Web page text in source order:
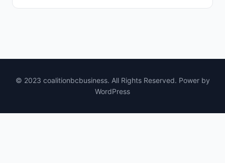
© 2023 coalitionbcbusiness. All Rights Reserved. Power by
WordPress